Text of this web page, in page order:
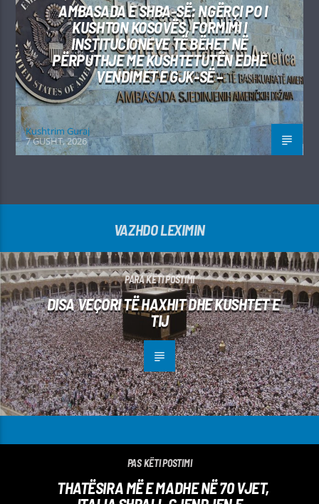
AMBASADA E SHBA-SË: NGËRÇI PO I
KUSHTON KOSOVËS, FORMIMI I
INSTITUCIONEVE TË BËHET NË
PËRPUTHJE ME KUSHTETUTËN EDHE
VENDIMET E GJK-SË –
Kushtrim Guraj
7 GUSHT, 2026
VAZHDO LEXIMIN
PARA KËTI POSTIMI
DISA VEÇORI TË HAXHIT DHE KUSHTET E
TIJ
PAS KËTI POSTIMI
THATËSIRA MË E MADHE NË 70 VJET,